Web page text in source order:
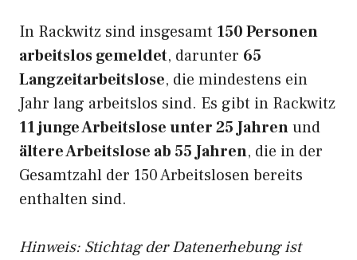
In Rackwitz sind insgesamt 150 Personen
arbeitslos gemeldet, darunter 65
Langzeitarbeitslose, die mindestens ein
Jahr lang arbeitslos sind. Es gibt in Rackwitz
11 junge Arbeitslose unter 25 Jahrenund
ältere Arbeitslose ab 55 Jahren, die in der
Gesamtzahl der 150 Arbeitslosen bereits
enthalten sind.
Hinweis: Stichtag der Datenerhebung ist